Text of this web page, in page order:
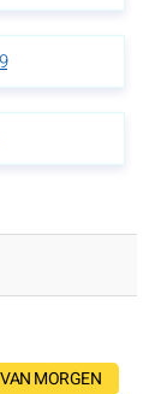
MORGEN